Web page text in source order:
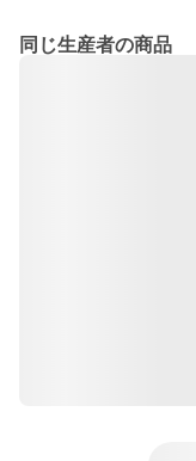
同じ生産者の商品